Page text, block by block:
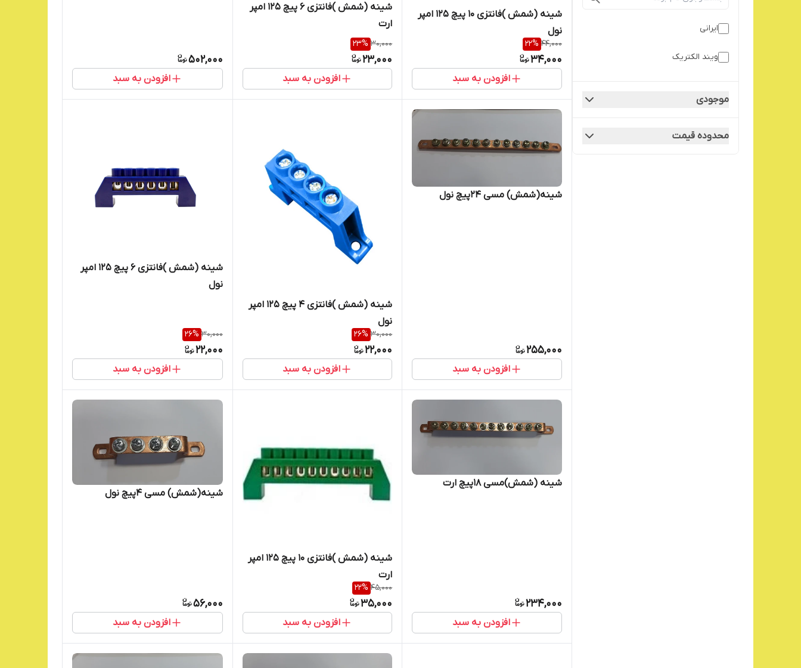
ایرانی
ویند الکتریک
موجودی
محدوده قیمت
شینه (شمش )فانتزی ۱۰ پیچ ۱۲۵ امپر
نول
44,000
22%
34,000
افزودن به سبد
شینه (شمش )فانتزی ۶ پیچ ۱۲۵ امپر
ارت
30,000
23%
23,000
افزودن به سبد
502,000
افزودن به سبد
شینه(شمش) مسی ۲۴پیچ نول
255,000
افزودن به سبد
شینه (شمش )فانتزی ۴ پیچ ۱۲۵ امپر
نول
30,000
26%
22,000
افزودن به سبد
شینه (شمش )فانتزی ۶ پیچ ۱۲۵ امپر
نول
30,000
26%
22,000
افزودن به سبد
شینه (شمش)مسی ۱۸پیچ ارت
234,000
افزودن به سبد
شینه (شمش )فانتزی ۱۰ پیچ ۱۲۵ امپر
ارت
45,000
22%
35,000
افزودن به سبد
شینه(شمش) مسی ۴پیچ نول
56,000
افزودن به سبد